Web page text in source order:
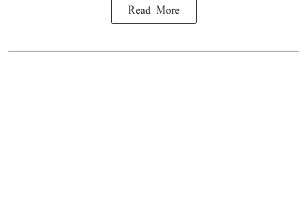
Read More